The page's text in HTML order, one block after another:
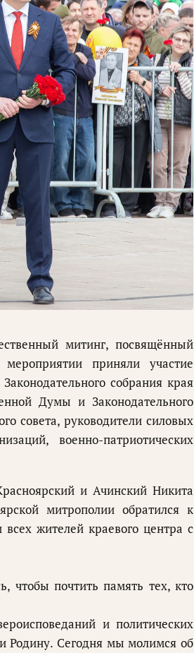
митинг, посвящённый
приняли участие
собрания края
Думы и Законодательного
совета, руководители силовых
военно-патриотических
и Ачинский Никита
митрополии обратился к
жителей краевого центра с
чтобы почтить память тех, кто
и политических
Родину. Сегодня мы молимся об